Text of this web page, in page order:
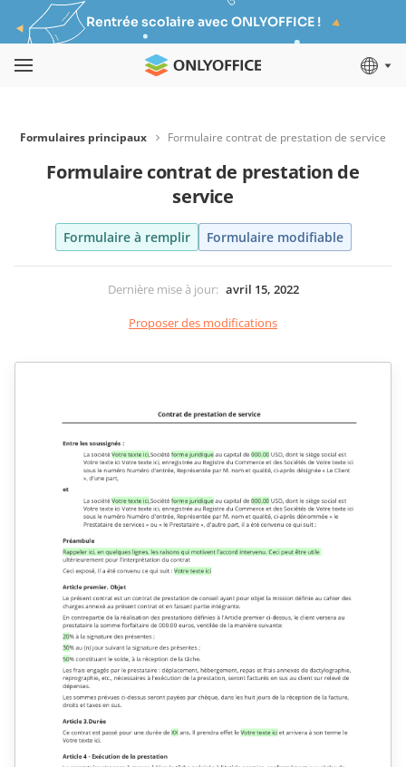
Rentrée scolaire avec ONLYOFFICE !
Formulaires principaux Formulaire contrat de prestation de service
Formulaire contrat de prestation de
service
Formulaire à remplir Formulaire modifiable
Dernière mise à jour: avril 15, 2022
Proposer des modifications